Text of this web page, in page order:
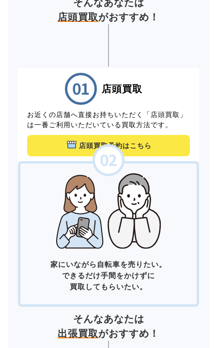
そんなあなたは
店頭買取がおすすめ！
店頭買取
お近くの店舗へ直接お持ちいただく「店頭買取」
は一番ご利用いただいている買取方法です。
店頭買取予約はこちら
家にいながら自転車を売りたい。
できるだけ手間をかけずに
買取してもらいたい。
そんなあなたは
出張買取がおすすめ！